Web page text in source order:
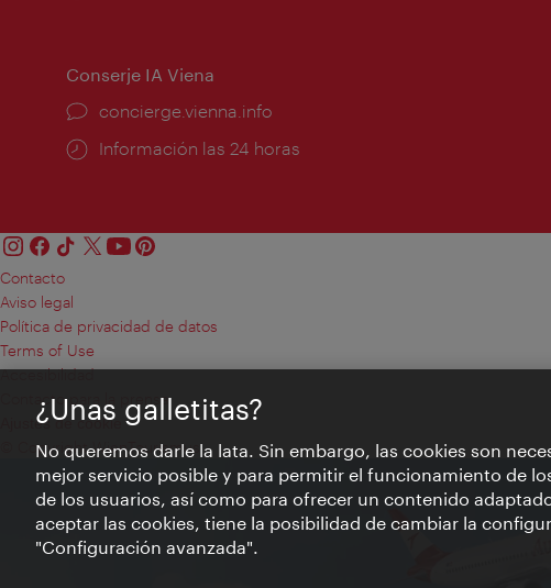
Conserje IA Viena
concierge.vienna.info
Información las 24 horas
Contacto
Aviso legal
Política de privacidad de datos
Terms of Use
Accesibilidad
Contacto para la prensa
Ajustes de cookie
© Copyright WienTourismus
¿Unas galletitas?
No queremos darle la lata. Sin embargo, las cookies son
mejor servicio posible y para permitir el funcionamiento de
de los usuarios, así como para ofrecer un contenido
aceptar las cookies, tiene la posibilidad de cambiar la
"Configuración avanzada".